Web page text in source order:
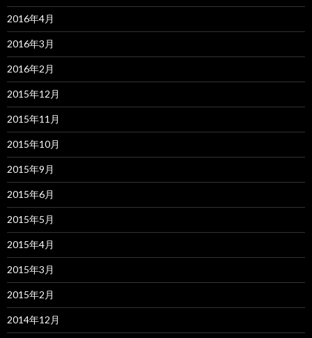
2016年4月
2016年3月
2016年2月
2015年12月
2015年11月
2015年10月
2015年9月
2015年6月
2015年5月
2015年4月
2015年3月
2015年2月
2014年12月